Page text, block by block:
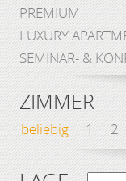
PREMIUM
LUXURY
SEMINAR- &
ZIMMER
beliebig 1 2